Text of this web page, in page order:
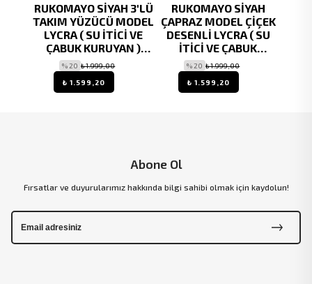
RUKOMAYO SİYAH 3'LÜ
TAKIM YÜZÜCÜ MODEL
LYCRA ( SU İTİCİ VE
ÇABUK KURUYAN )
KUMAŞ TESETTÜR
MAYO
% 20 ₺ 1.999,00
₺ 1.599,20
RUKOMAYO SİYAH
ÇAPRAZ MODEL ÇİÇEK
DESENLİ LYCRA ( SU
İTİCİ VE ÇABUK
KURUYAN ) KUMAŞ
TESETTÜR MAYO
% 20 ₺ 1.999,00
₺ 1.599,20
Abone Ol
Fırsatlar ve duyurularımız hakkında bilgi sahibi olmak için kaydolun!